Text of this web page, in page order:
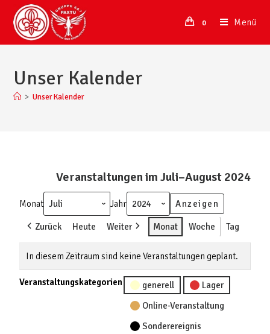
0 Menü
Unser Kalender
> Unser Kalender
Veranstaltungen im Juli–August 2024
Monat Jahr
Zurück Heute Weiter Monat Woche Tag
In diesem Zeitraum sind keine Veranstaltungen geplant.
Veranstaltungskategorien generell
Lager
Online-Veranstaltung
Sonderereignis